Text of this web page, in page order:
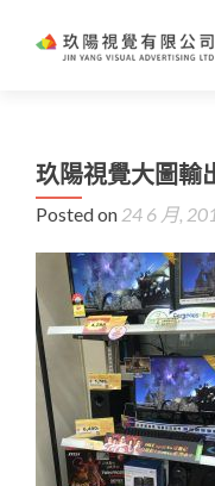
玖陽視覺大圖輸
Posted on 24 6 月,